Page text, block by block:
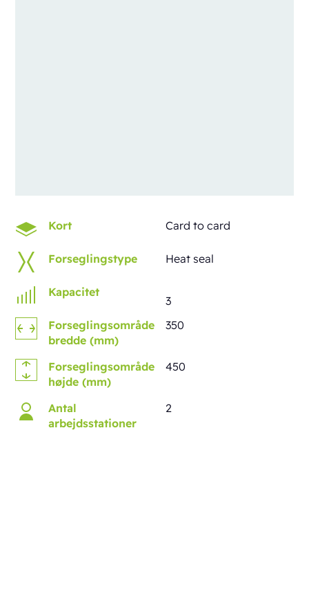
Kort Card to card
Forseglingstype Heat seal
Kapacitet
3
Forseglingsområde
bredde (mm)
350
Forseglingsområde
højde (mm)
450
Antal
arbejdsstationer
2